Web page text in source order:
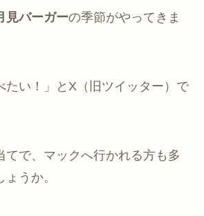
見バーガーの季節がやってきま
たい！」とX（旧ツイッター）で
てで、マックへ行かれる方も多
うか。